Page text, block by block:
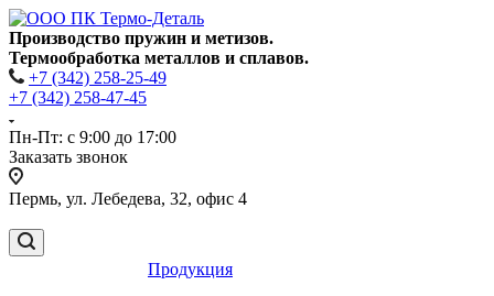
Производство пружин и метизов.
Термообработка металлов и сплавов.
+7 (342) 258-25-49
+7 (342) 258-47-45
Пн-Пт: с 9:00 до 17:00
Заказать звонок
Пермь, ул. Лебедева, 32, офис 4
Продукция